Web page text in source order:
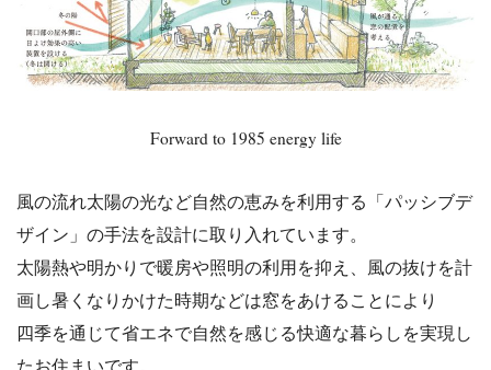
Forward to 1985 energy life
風の流れ太陽の光など自然の恵みを利用する「パッシブデ
ザイン」 の手法を設計に取り入れています。
太陽熱や明かりで暖房や照明の利用を抑え、 風の抜けを計
画し暑くなりかけた時期などは窓をあけることにより
四季を通じて省エネで自然を感じる快適な暮らしを実現し